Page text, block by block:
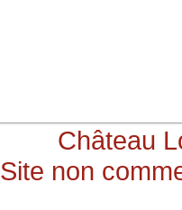
Château
Site non